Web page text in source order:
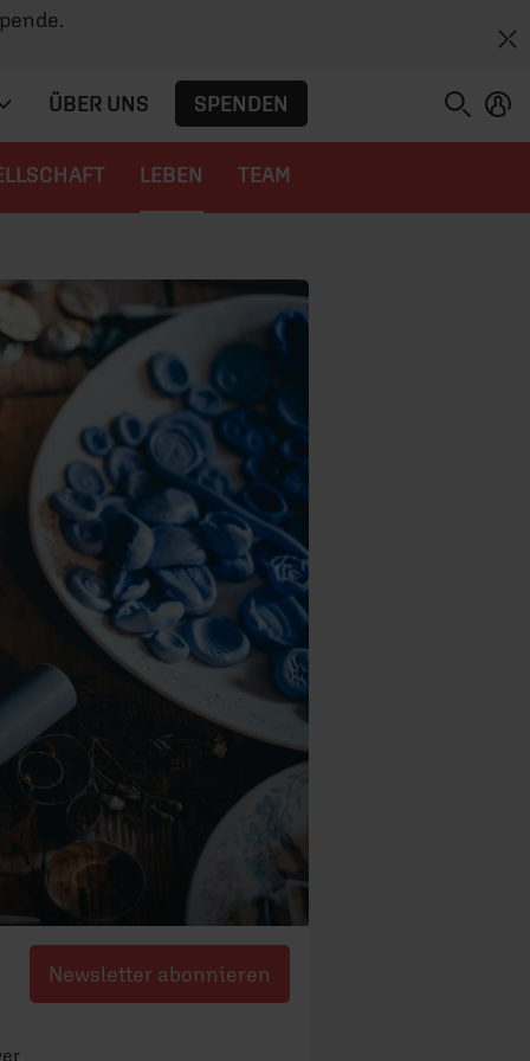
ÜBER UNS SPENDEN
LEBEN TEAM
Newsletter abonnieren